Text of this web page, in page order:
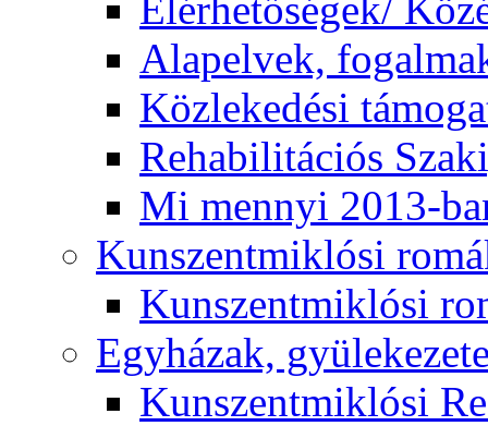
Alapelvek,
Közlekedési
Rehabilitációs
Mi mennyi 2013-
Kunszentmiklósi
Kunszentmiklósi
Egyházak,
Kunszentmiklósi